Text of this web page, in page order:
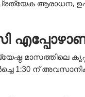
ആരാധന,
മാസത്തിലെ
1:30 ന്